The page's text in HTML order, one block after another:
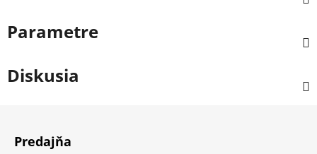
Parametre
Diskusia
Predajňa